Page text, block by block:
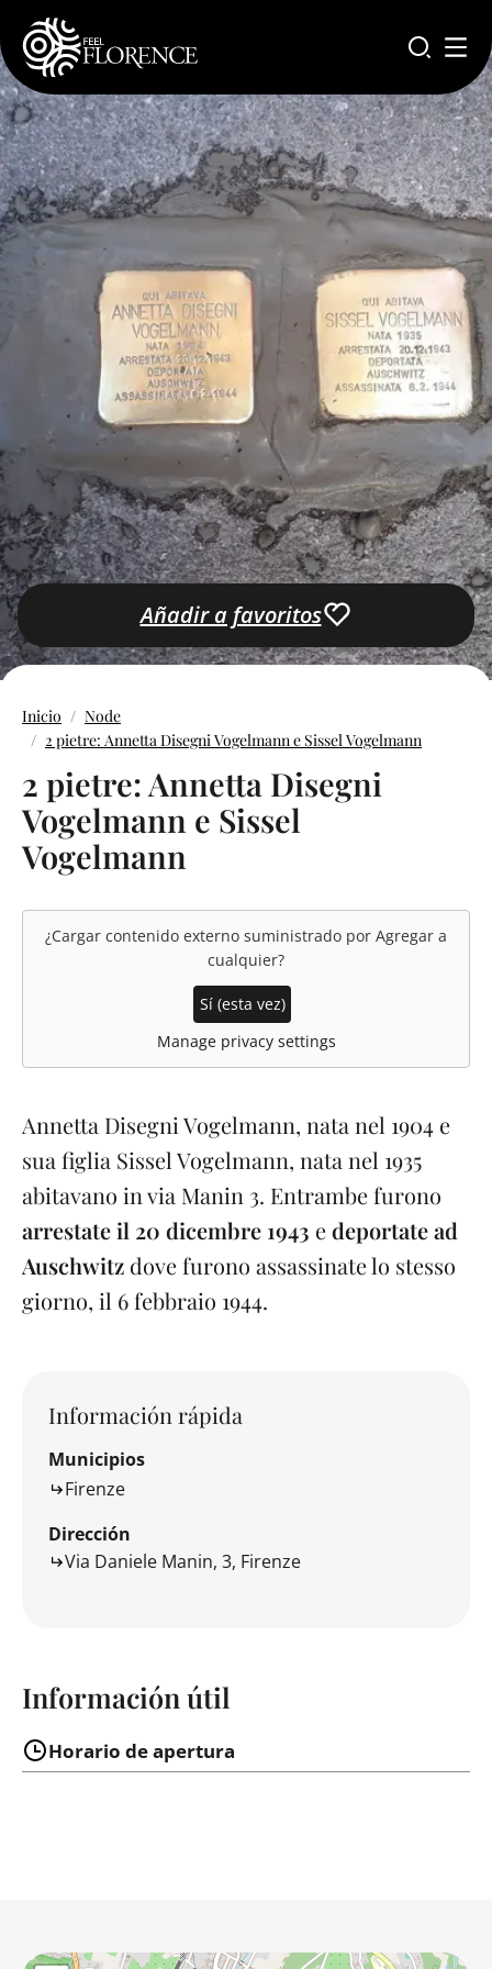
Pasar al contenido principal
Añadir a favoritos
Inicio
Node
2 pietre: Annetta Disegni Vogelmann e Sissel Vogelmann
2 pietre: Annetta Disegni
Vogelmann e Sissel
Vogelmann
¿Cargar contenido externo suministrado por Agregar a
cualquier?
Sí (esta vez)
Manage privacy settings
Annetta Disegni Vogelmann, nata nel 1904 e
sua figlia Sissel Vogelmann, nata nel 1935
abitavano in via Manin 3. Entrambe furono
arrestate il 20 dicembre 1943 edeportate ad
Auschwitz dove furono assassinate lo stesso
giorno, il 6 febbraio 1944.
Información rápida
Municipios
Firenze
Dirección
Via Daniele Manin, 3, Firenze
Información útil
Horario de apertura